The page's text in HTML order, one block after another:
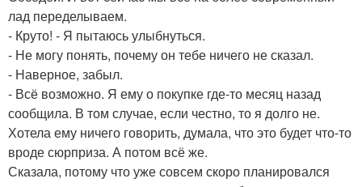
лад переделываем.
- Круто! - Я пытаюсь улыбнуться.
- Не могу понять, почему он тебе ничего не сказал.
- Наверное, забыл.
- Всё возможно. Я ему о покупке где-то месяц назад
сообщила. В том случае, если честно, то я долго не.
Хотела ему ничего говорить, думала, что это будет что-то
вроде сюрприза. А потом всё же.
Сказала, потому что уже совсем скоро планировался